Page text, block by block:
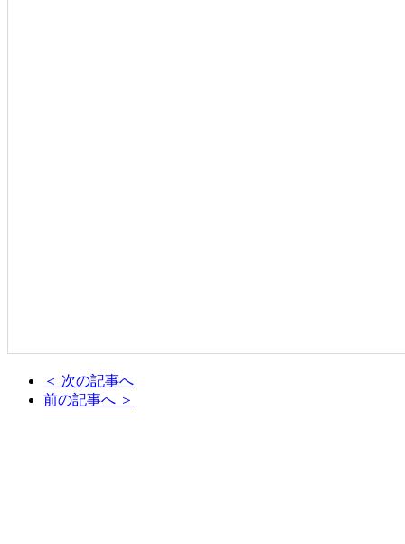
＜ 次の記事へ
前の記事へ ＞